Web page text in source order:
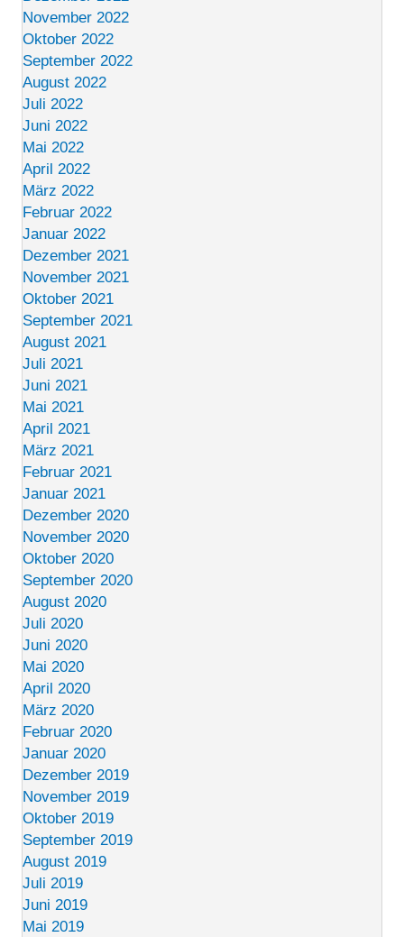
November 2022
Oktober 2022
September 2022
August 2022
Juli 2022
Juni 2022
Mai 2022
April 2022
März 2022
Februar 2022
Januar 2022
Dezember 2021
November 2021
Oktober 2021
September 2021
August 2021
Juli 2021
Juni 2021
Mai 2021
April 2021
März 2021
Februar 2021
Januar 2021
Dezember 2020
November 2020
Oktober 2020
September 2020
August 2020
Juli 2020
Juni 2020
Mai 2020
April 2020
März 2020
Februar 2020
Januar 2020
Dezember 2019
November 2019
Oktober 2019
September 2019
August 2019
Juli 2019
Juni 2019
Mai 2019